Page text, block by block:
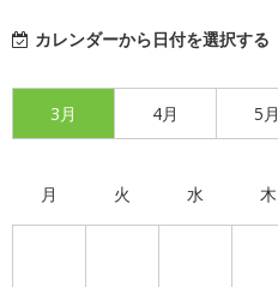
カレンダーから日付を選択する
3月 4月 5月
月 火 水 木